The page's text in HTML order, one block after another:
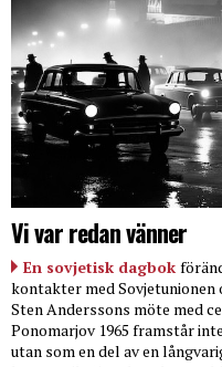
Vi var redan vänner
En sovjetisk dagbok
kontakter med Sovjetunionen
Sten Anderssons möte med
Ponomarjov 1965 framstår
utan som en del av en